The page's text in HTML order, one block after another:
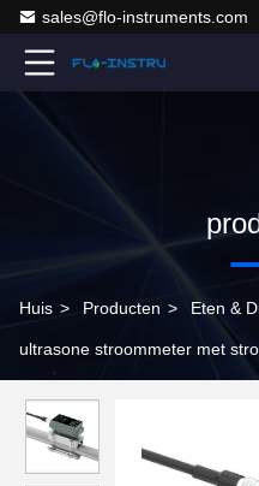
sales@flo-instruments.com
Huis > Producten > Eten &
ultrasone stroommeter met